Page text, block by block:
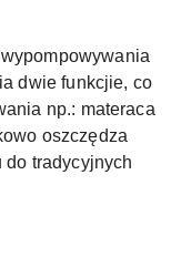
dwie funkcjie, co
np.: materaca
oszczędza
do tradycyjnych